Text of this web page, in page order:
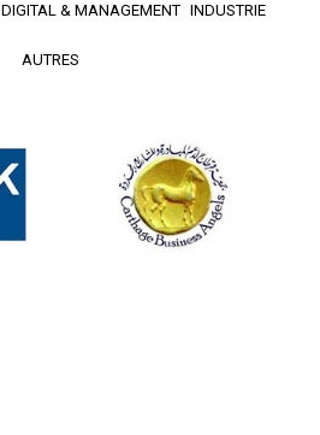
DIGITAL & MANAGEMENT INDUSTRIE
AUTRES